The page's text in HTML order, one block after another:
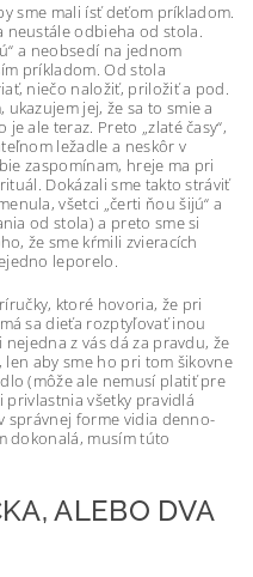
sme mali ísť deťom príkladom.
neustále odbieha od stola.
a neobsedí na jednom
príkladom. Od stola
niečo naložiť, priložiť a pod.
jej, že sa to smie a
ale teraz. Preto „zlaté časy“,
ležadle a neskôr v
zaspomínam, hreje ma pri
Dokázali sme takto stráviť
všetci „čerti ňou šijú“ a
od stola) a preto sme si
že sme kŕmili zvieracích
leporelo.
ktoré hovoria, že pri
sa dieťa rozptyľovať inou
z vás dá za pravdu, že
aby sme ho pri tom šikovne
(môže ale nemusí platiť pre
privlastnia všetky pravidlá
správnej forme vidia denno-
dokonalá, musím túto
ALEBO DVA